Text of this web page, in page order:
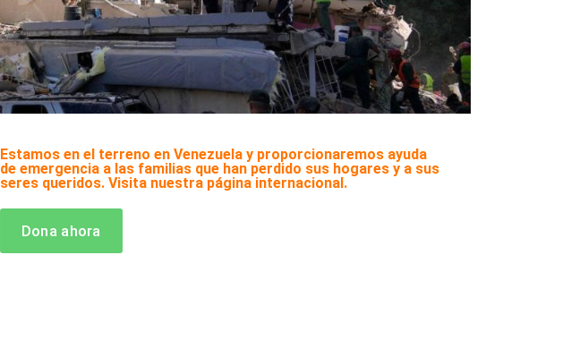
Estamos en el terreno en Venezuela y proporcionaremos ayuda
de emergencia a las familias que han perdido sus hogares y a sus
seres queridos. Visita nuestra página internacional.
Dona ahora